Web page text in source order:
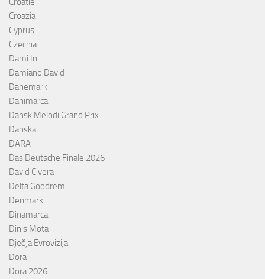
Croazia
Cyprus
Czechia
Dami In
Damiano David
Danemark
Danimarca
Dansk Melodi Grand Prix
Danska
DARA
Das Deutsche Finale 2026
David Civera
Delta Goodrem
Denmark
Dinamarca
Dinis Mota
Dječja Evrovizija
Dora
Dora 2026